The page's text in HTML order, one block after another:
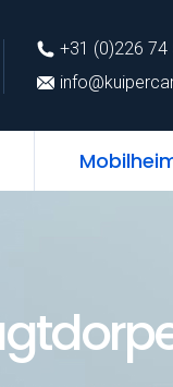
+31 (0)226 74